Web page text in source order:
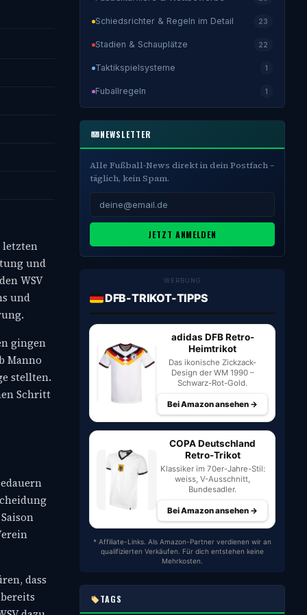
letzten
und
WSV
und
gingen
Manno
stellten.
Schritt
dass
Schiedsrichter & Regeln im Detail 23
Stadien & Schauplätze 22
Taktikspielsysteme 1
Fuballregeln 1
NEWSLETTER
Alle Fußball-News direkt in dein Postfach –
täglich, kein Spam.
JETZT ANMELDEN
WERBUNG
DFB-TRIKOT-TIPPS
adidas DFB Retro-
Heimtrikot
Das ikonische Zickzack-
Design der WM 1990 –
Schwarz-Rot-Gold.
Bei Amazon ansehen →
COPA Deutschland
Retro-Trikot
Klassiker im 70er-Jahre-Stil:
weiss, V-Ausschnitt,
Bundesadler.
Bei Amazon ansehen →
* Affiliate-Links. Als Amazon-Partner verdienen wir an
qualifizierten Verkäufen. Für dich entstehen keine
Mehrkosten.
TAGS